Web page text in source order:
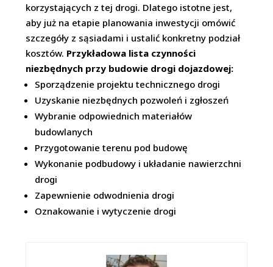
korzystających z tej drogi. Dlatego istotne jest,
aby już na etapie planowania inwestycji omówić
szczegóły z sąsiadami i ustalić konkretny podział
kosztów. Przykładowa lista czynności
niezbędnych przy budowie drogi dojazdowej:
Sporządzenie projektu technicznego drogi
Uzyskanie niezbędnych pozwoleń i zgłoszeń
Wybranie odpowiednich materiałów
budowlanych
Przygotowanie terenu pod budowę
Wykonanie podbudowy i układanie nawierzchni
drogi
Zapewnienie odwodnienia drogi
Oznakowanie i wytyczenie drogi